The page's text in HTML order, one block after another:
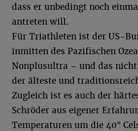
dass er unbedingt noch
antreten will.
Für Triathleten ist der US-
inmitten des Pazifischen
Nonplusultra – und das
der älteste und
Zugleich ist es auch der
Schröder aus eigener
Temperaturen um die 40°